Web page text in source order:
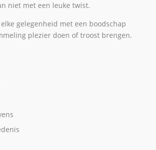
niet met een leuke twist.
gelegenheid met een boodschap
plezier doen of troost brengen.